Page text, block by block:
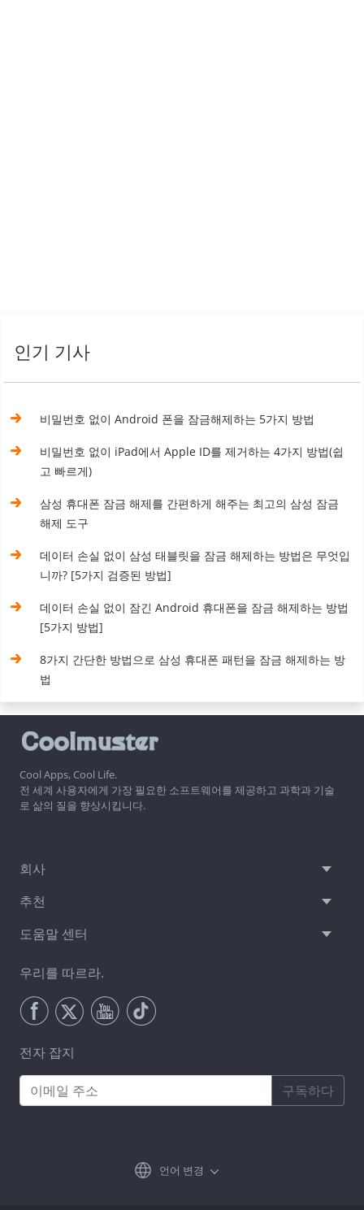
인기 기사
비밀번호 없이 Android 폰을 잠금해제하는 5가지 방법
비밀번호 없이 iPad에서 Apple ID를 제거하는 4가지 방법(쉽
고 빠르게)
삼성 휴대폰 잠금 해제를 간편하게 해주는 최고의 삼성 잠금
해제 도구
데이터 손실 없이 삼성 태블릿을 잠금 해제하는 방법은 무엇입
니까? [5가지 검증된 방법]
데이터 손실 없이 잠긴 Android 휴대폰을 잠금 해제하는 방법
[5가지 방법]
8가지 간단한 방법으로 삼성 휴대폰 패턴을 잠금 해제하는 방
법
Cool Apps, Cool Life.
전 세계 사용자에게 가장 필요한 소프트웨어를 제공하고 과학과 기술
로 삶의 질을 향상시킵니다.
회사
추천
도움말 센터
우리를 따르라.
전자 잡지
구독하다
언어 변경